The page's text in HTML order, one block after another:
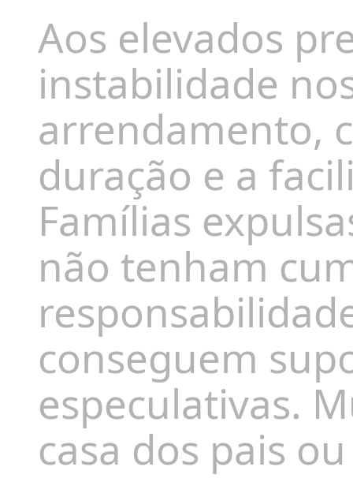
Aos elevados
instabilidade
arrendamento,
duração e a
Famílias
não tenham
conseguem
especulativas.
casa dos pais